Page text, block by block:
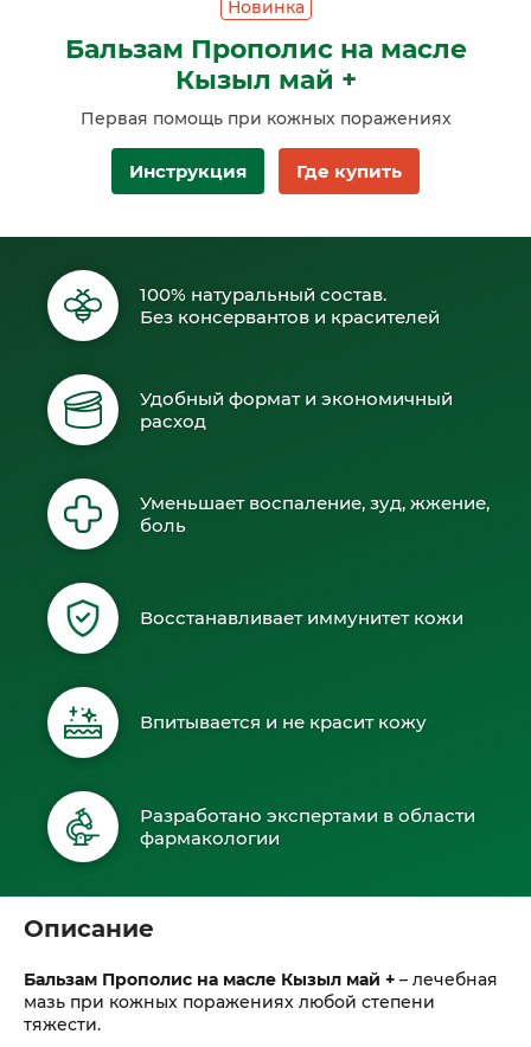
Новинка
Бальзам Прополис на масле
Кызыл май +
Первая помощь при кожных поражениях
Инструкция Где купить
100% натуральный состав.
Без консервантов и красителей
Удобный формат и экономичный
расход
Уменьшает воспаление, зуд, жжение,
боль
Восстанавливает иммунитет кожи
Впитывается и не красит кожу
Разработано экспертами в области
фармакологии
Описание
Бальзам Прополис на масле Кызыл май + – лечебная
мазь при кожных поражениях любой степени
тяжести.